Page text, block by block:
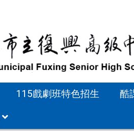
115戲劇班特色招生 酷